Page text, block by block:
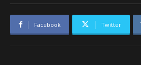
Facebook Twitter